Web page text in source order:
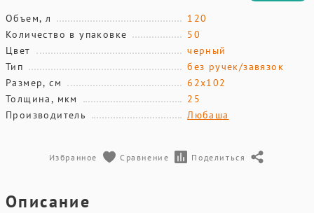
Объем, л
120
Количество в упаковке
50
Цвет
черный
Тип
без ручек/завязок
Размер, см
62х102
Толщина, мкм
25
Производитель
Любаша
Избранное Сравнение Поделиться
Описание